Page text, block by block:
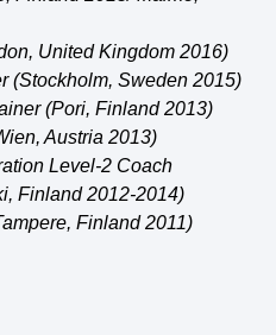
United Kingdom 2016)
(Stockholm, Sweden 2015)
(Pori, Finland 2013)
Austria 2013)
Level-2 Coach
Finland 2012-2014)
Finland 2011)